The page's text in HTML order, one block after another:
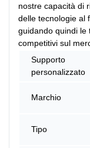
nostre capacità di
delle tecnologie al
guidando quindi le
competitivi sul
Supporto
personalizzato
Marchio
Tipo